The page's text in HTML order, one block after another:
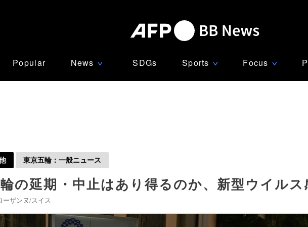
Popular News ∨ SDGs Sports ∨ Focus ∨
東京五輪：一般ニュース
輪の延期・中止はあり得るのか、新型ウイル
ーザンヌ/スイス